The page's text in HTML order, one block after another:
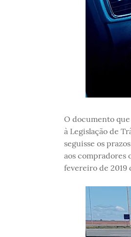
O documento
à Legislação de
seguisse os
aos compradores
fevereiro de 2019